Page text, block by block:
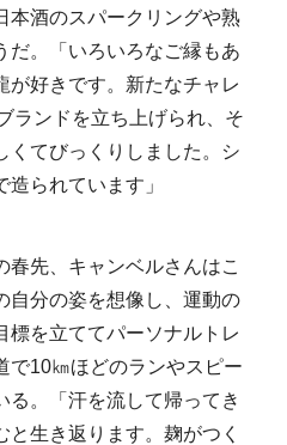
本酒のスパークリングや熟
だ。「いろいろなご縁もあ
が好きです。新たなチャレ
ランドを立ち上げられ、そ
くてびっくりしました。シ
られています」
春先、キャンベルさんはこ
自分の姿を想像し、運動の
標を立ててパーソナルトレ
で10㎞ほどのランやスピー
る。「汗を流して帰ってき
生き返ります。麹がつく